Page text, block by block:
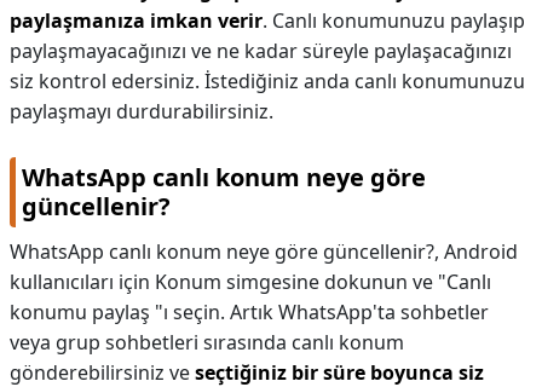
paylaşmanıza imkan verir. Canlı konumunuzu paylaşıp
paylaşmayacağınızı ve ne kadar süreyle paylaşacağınızı
siz kontrol edersiniz. İstediğiniz anda canlı konumunuzu
paylaşmayı durdurabilirsiniz.
WhatsApp canlı konum neye göre
güncellenir?
WhatsApp canlı konum neye göre güncellenir?, Android
kullanıcıları için Konum simgesine dokunun ve "Canlı
konumu paylaş "ı seçin. Artık WhatsApp'ta sohbetler
veya grup sohbetleri sırasında canlı konum
gönderebilirsiniz veseçtiğiniz bir süre boyunca siz